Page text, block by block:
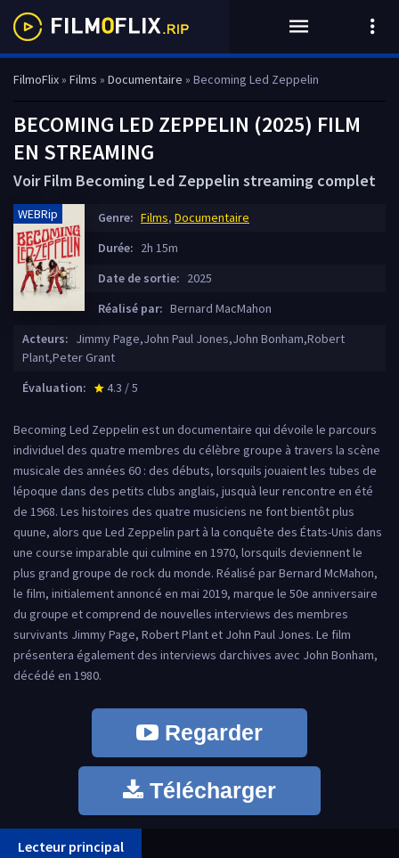
FilmoFlix» Films » Documentaire » Becoming Led Zeppelin
BECOMING LED ZEPPELIN (2025) FILM
EN STREAMING
Voir Film Becoming Led Zeppelin streaming complet
WEBRip Genre: Films, Documentaire
Durée: 2h 15m
Date de sortie: 2025
Réalisé par: Bernard MacMahon
Acteurs: Jimmy Page,John Paul Jones,John Bonham,Robert
Plant,Peter Grant
Évaluation:
star_rate
4.3 / 5
Becoming Led Zeppelin est un documentaire qui dévoile le parcours
individuel des quatre membres du célèbre groupe à travers la scène
musicale des années 60 : des débuts, lorsquils jouaient les tubes de
lépoque dans des petits clubs anglais, jusquà leur rencontre en été
de 1968. Les histoires des quatre musiciens ne font bientôt plus
quune, alors que Led Zeppelin part à la conquête des États-Unis dans
une course imparable qui culmine en 1970, lorsquils deviennent le
plus grand groupe de rock du monde. Réalisé par Bernard McMahon,
le film, initialement annoncé en mai 2019, marque le 50e anniversaire
du groupe et comprend de nouvelles interviews des membres
survivants Jimmy Page, Robert Plant et John Paul Jones. Le film
présentera également des interviews darchives avec John Bonham,
décédé en 1980.
Regarder
Télécharger
Lecteur principal